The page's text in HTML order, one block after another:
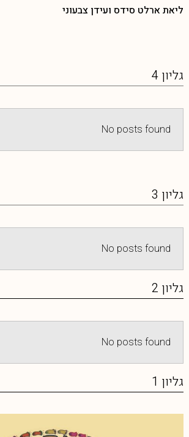
ליאת ארלט סידס ועידן צבעוני
גליון 4
No posts found
גליון 3
No posts found
גליון 2
No posts found
גליון 1